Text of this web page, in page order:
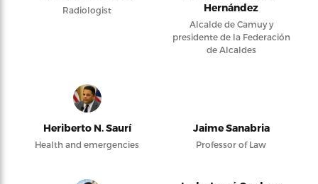
Radiologist
Hernández
Alcalde de Camuy y
presidente de la Federación
de Alcaldes
Heriberto N. Saurí
Health and emergencies
Jaime Sanabria
Professor of Law